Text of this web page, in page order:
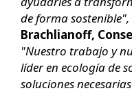
de forma
Brachlianoff,
"Nuestro trabajo y
líder en ecología de
soluciones